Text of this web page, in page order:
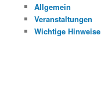
n
Allgemein
Veranstaltungen
Wichtige Hinweise